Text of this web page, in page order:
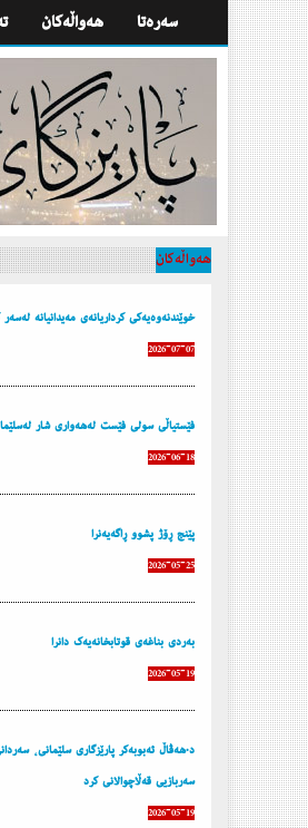
هه‌واڵه‌كان سه‌ره‌تا
هه‌واڵه‌كان
خوێندنەوەیەكی كرداریانەی مەیدانیانە
2026-07-07
فێستیاڵی سولی فێست لەهەواری شار
2026-06-18
پێنج ڕۆژ پشوو ڕاگه‌یه‌نرا
2026-05-25
به‌ردی بناغه‌ی قوتابخانه‌یه‌ك دانرا
2026-05-19
د.هەڤاڵ ئەبوبەکر پارێزگاری سلێمانی،
سەربازیی قەڵاچوالانی کرد
2026-05-19